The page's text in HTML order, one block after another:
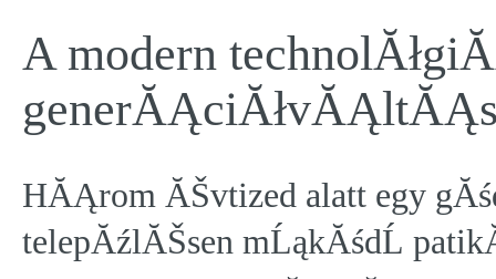
A modern
HĂĄrom ĂŠvtized alatt egy
telepĂźlĂŠsen mĹąkĂśdĹ